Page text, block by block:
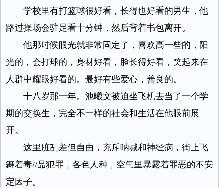
学校里有打篮球很好看，长得也好看的男生，他
路过操场会驻足看十分钟，然后背着书包离开。
他那时候眼光就非常固定了，喜欢高一些的，阳
光的，会打球的，身材好看，脸长得好看，笑起来在
人群中耀眼好看的。最好有些爱心，善良的。
十八岁那一年。池曦文被迫坐飞机去当了一个学
期的交换生，完全不一样的社会和生活在他眼前展
开。
这里脏乱差但自由，充斥呐喊和神经病，街上飞
舞着毒//品犯罪，各色人种，空气里暴露着罪恶的不安
定因子。